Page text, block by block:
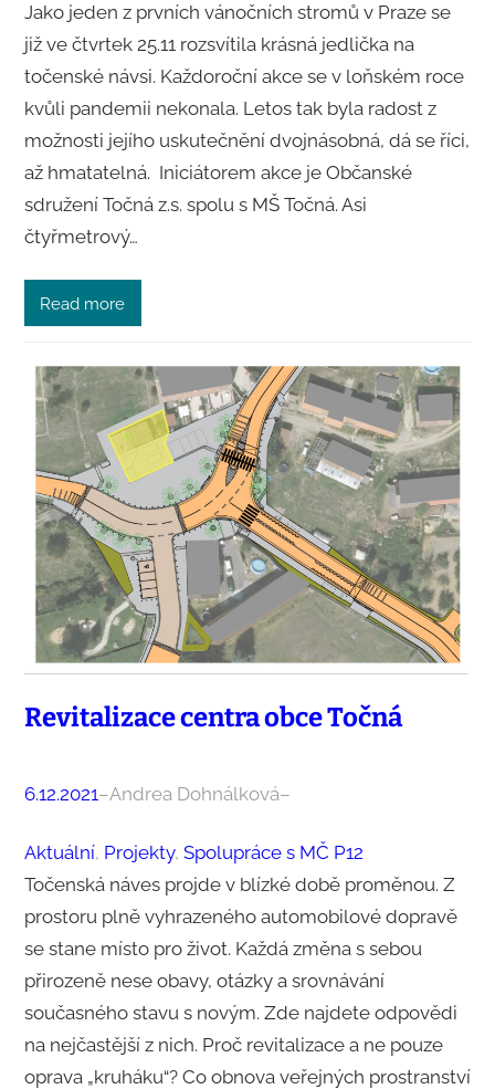
Jako jeden z prvních vánočních stromů v Praze se
již ve čtvrtek 25.11 rozsvítila krásná jedlička na
točenské návsi. Každoroční akce se v loňském roce
kvůli pandemii nekonala. Letos tak byla radost z
možnosti jejího uskutečnění dvojnásobná, dá se říci,
až hmatatelná. Iniciátorem akce je Občanské
sdružení Točná z.s. spolu s MŠ Točná. Asi
čtyřmetrový…
Read more
Revitalizace centra obce Točná
6.12.2021–Andrea Dohnálková–
Aktuální, Projekty, Spolupráce s MČ P12
Točenská náves projde v blízké době proměnou. Z
prostoru plně vyhrazeného automobilové dopravě
se stane místo pro život. Každá změna s sebou
přirozeně nese obavy, otázky a srovnávání
současného stavu s novým. Zde najdete odpovědi
na nejčastější z nich. Proč revitalizace a ne pouze
oprava „kruháku“? Co obnova veřejných prostranství